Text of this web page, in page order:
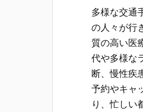
多様な交通
の人々が行
質の高い医
代や多様な
断、慢性疾
予約やキャ
り、忙しい